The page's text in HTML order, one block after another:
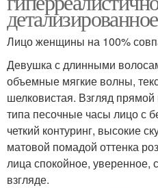
Лицо женщины на 100%
Девушка с длинными
объемные мягкие волны,
шелковистая. Взгляд
типа песочные часы лицо с
четкий контуринг, высокие
матовой помадой оттенка
лица спокойное, уверенное,
взгляде.